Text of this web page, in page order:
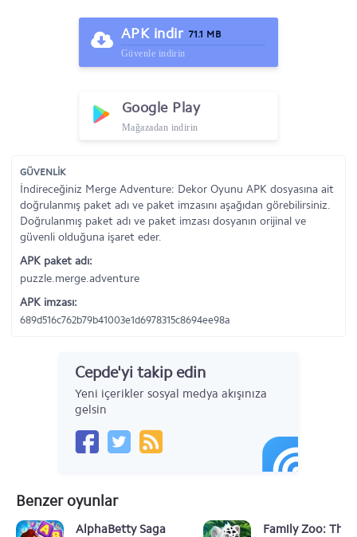
APK indir 71.1 MB
Güvenle indirin
Google Play
Mağazadan indirin
GÜVENLİK
İndireceğiniz Merge Adventure: Dekor Oyunu APK dosyasına ait
doğrulanmış paket adı ve paket imzasını aşağıdan görebilirsiniz.
Doğrulanmış paket adı ve paket imzası dosyanın orijinal ve
güvenli olduğuna işaret eder.
APK paket adı:
puzzle.merge.adventure
APK imzası:
689d516c762b79b41003e1d6978315c8694ee98a
Cepde'yi takip edin
Yeni içerikler sosyal medya akışınıza
gelsin
Benzer oyunlar
AlphaBetty Saga Family Zoo: The